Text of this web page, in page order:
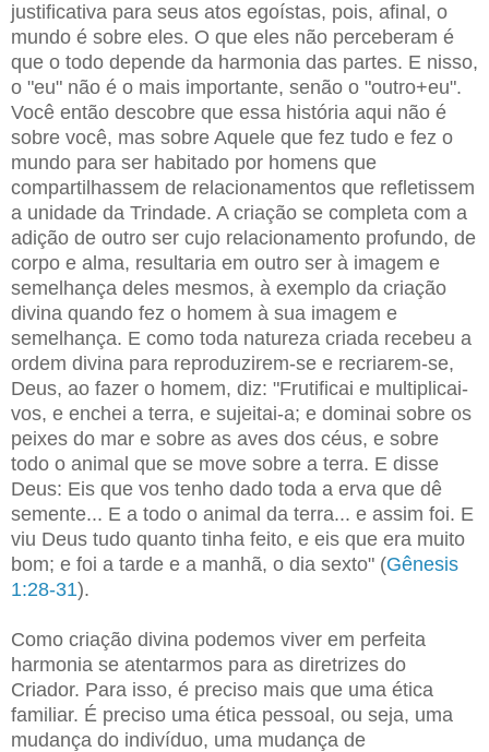
justificativa para seus atos egoístas, pois, afinal, o
mundo é sobre eles. O que eles não perceberam é
que o todo depende da harmonia das partes. E nisso,
o "eu" não é o mais importante, senão o "outro+eu".
Você então descobre que essa história aqui não é
sobre você, mas sobre Aquele que fez tudo e fez o
mundo para ser habitado por homens que
compartilhassem de relacionamentos que refletissem
a unidade da Trindade. A criação se completa com a
adição de outro ser cujo relacionamento profundo, de
corpo e alma, resultaria em outro ser à imagem e
semelhança deles mesmos, à exemplo da criação
divina quando fez o homem à sua imagem e
semelhança. E como toda natureza criada recebeu a
ordem divina para reproduzirem-se e recriarem-se,
Deus, ao fazer o homem, diz: "Frutificai e multiplicai-
vos, e enchei a terra, e sujeitai-a; e dominai sobre os
peixes do mar e sobre as aves dos céus, e sobre
todo o animal que se move sobre a terra. E disse
Deus: Eis que vos tenho dado toda a erva que dê
semente... E a todo o animal da terra... e assim foi. E
viu Deus tudo quanto tinha feito, e eis que era muito
bom; e foi a tarde e a manhã, o dia sexto" (Gênesis
1:28-31).
Como criação divina podemos viver em perfeita
harmonia se atentarmos para as diretrizes do
Criador. Para isso, é preciso mais que uma ética
familiar. É preciso uma ética pessoal, ou seja, uma
mudança do indivíduo, uma mudança de